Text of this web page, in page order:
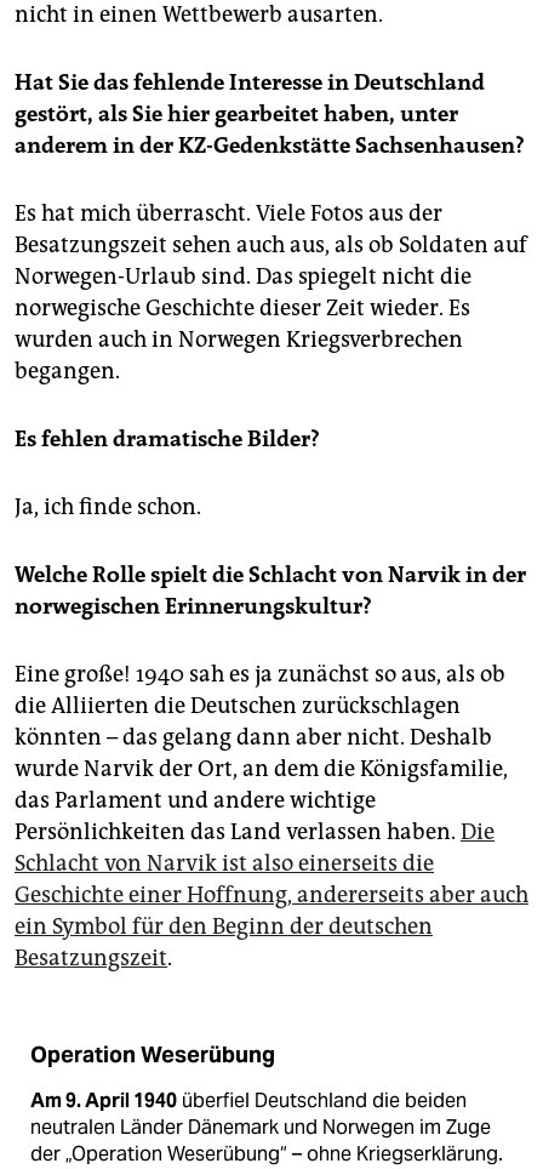
nicht in einen Wettbewerb ausarten.
Hat Sie das fehlende Interesse in Deutschland
gestört, als Sie hier gearbeitet haben, unter
anderem in der KZ-Gedenkstätte Sachsen­hausen?
Es hat mich überrascht. Viele Fotos aus der
Besatzungszeit sehen auch aus, als ob Soldaten auf
Norwegen-Urlaub sind. Das spiegelt nicht die
norwegische Geschichte dieser Zeit wieder. Es
wurden auch in Norwegen Kriegsverbrechen
begangen.
Es fehlen dramatische Bilder?
Ja, ich finde schon.
Welche Rolle spielt die Schlacht von Narvik in der
norwegischen Erinnerungskultur?
Eine große! 1940 sah es ja zunächst so aus, als ob
die Alliierten die Deutschen zurückschlagen
könnten – das gelang dann aber nicht. Deshalb
wurde Narvik der Ort, an dem die Königsfamilie,
das Parlament und andere wichtige
Persönlichkeiten das Land verlassen haben. Die
Schlacht von Narvik ist also einerseits die
Geschichte einer Hoffnung, andererseits aber auch
ein Symbol für den Beginn der deutschen
Besatzungszeit.
Operation Weserübung
Am 9. April 1940 überfiel Deutschland die beiden
neutralen Länder Dänemark und Norwegen im Zuge
der „Operation Weserübung“ – ohne Kriegserklärung.